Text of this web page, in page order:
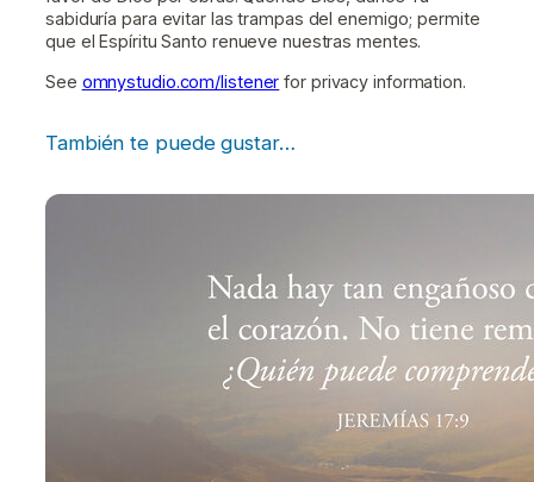
sabiduría para evitar las trampas del enemigo; permite
que el Espíritu Santo renueve nuestras mentes.
See omnystudio.com/listener for privacy information.
También te puede gustar…